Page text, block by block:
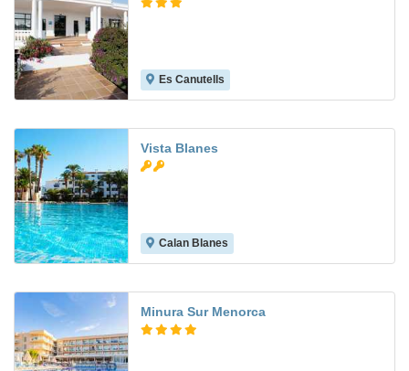
Es Canutells
Vista Blanes
Calan Blanes
Minura Sur Menorca